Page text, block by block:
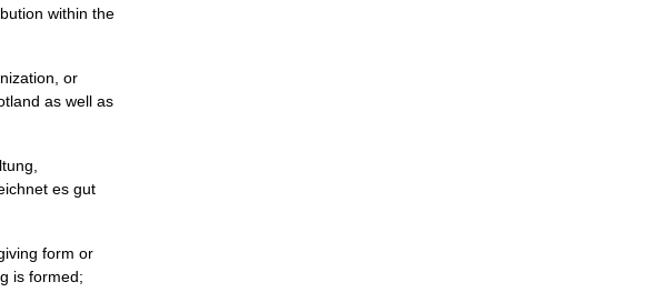
within the
or
as well as
es gut
form or
is formed;